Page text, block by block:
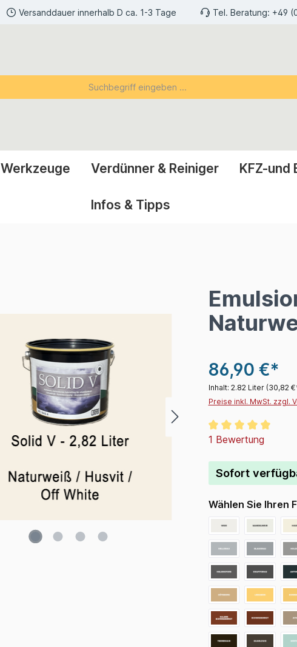
Versanddauer innerhalb D ca. 1-3 Tage Tel. Beratung: +49
Werkzeuge Verdünner & Reiniger KFZ-und
Infos & Tipps
86,90 €*
Inhalt: 2.82 Liter (30,82
Preise inkl. MwSt. zzgl.
Durchschnittliche
1 Bewertung
Sofort
Wählen Sie Ihren